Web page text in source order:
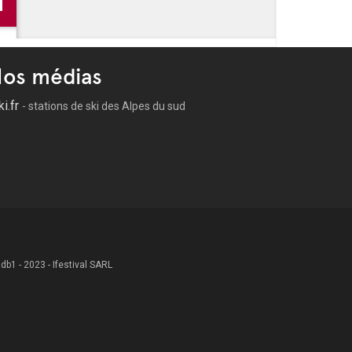
médias
- stations de ski des Alpes du sud
- 2023 - Ifestival SARL